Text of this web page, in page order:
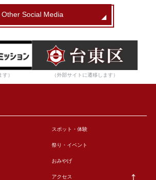
Other Social Media
） （外部サイトに遷移します）
スポット・体験
祭り・イベント
おみやげ
アクセス